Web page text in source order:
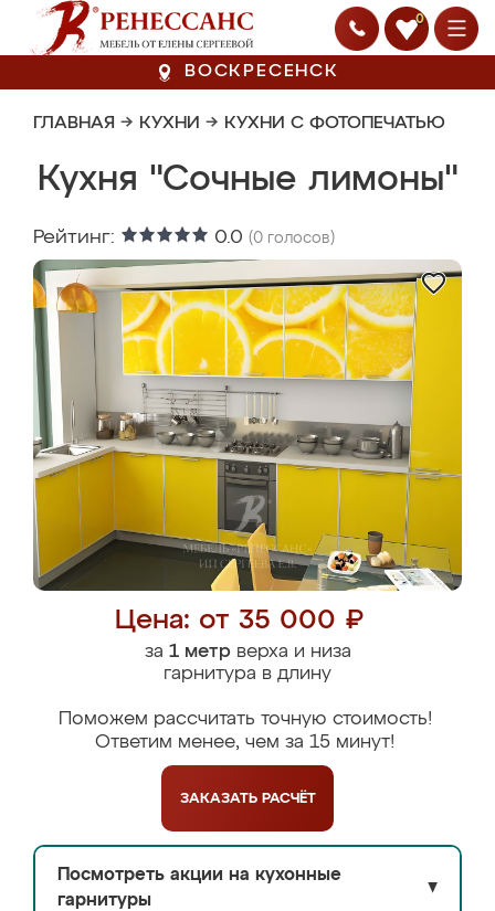
0
ВОСКРЕСЕНСК
ГЛАВНАЯ → КУХНИ → КУХНИ С ФОТОПЕЧАТЬЮ
Кухня "Сочные лимоны"
Рейтинг: 0.0 (0 голосов)
Цена: от 35 000 ₽
за 1 метрверха и низа
гарнитура в длину
Поможем рассчитать точную стоимость!
Ответим менее, чем за 15 минут!
ЗАКАЗАТЬ РАСЧЁТ
Посмотреть акции на кухонные
гарнитуры
▼